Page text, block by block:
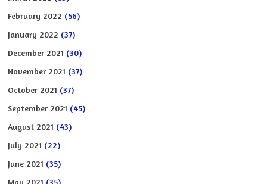
February 2022 (56)
January 2022 (37)
December 2021 (30)
November 2021 (37)
October 2021 (37)
September 2021 (45)
August 2021 (43)
July 2021 (22)
June 2021 (35)
May 2021 (35)